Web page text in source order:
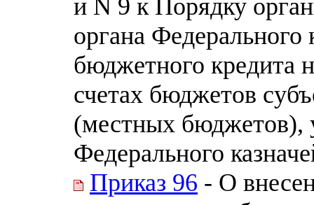
и N 9 к Порядку
органа Федерального
бюджетного кредита
счетах бюджетов
(местных бюджетов),
Федерального
Приказ 96 - О